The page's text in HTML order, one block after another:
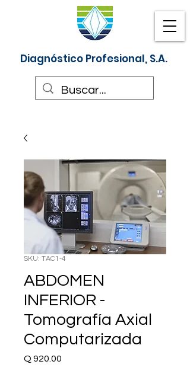
Diagnóstico Profesional, S.A.
SKU: TAC1-4
ABDOMEN
INFERIOR -
Tomografía Axial
Computarizada
Q 920.00